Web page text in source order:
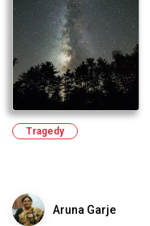
Tragedy
Aruna Garje